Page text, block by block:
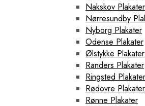
Nakskov Plakater
Nørresundby
Nyborg Plakater
Odense Plakater
Ølstykke Plakater
Randers Plakater
Ringsted Plakater
Rødovre Plakater
Rønne Plakater